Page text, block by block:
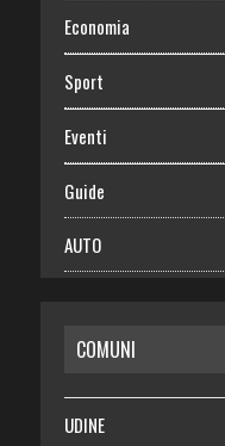
Economia
Sport
Eventi
Guide
AUTO
RISPARMIO
SALUTE
COMUNI
UDINE